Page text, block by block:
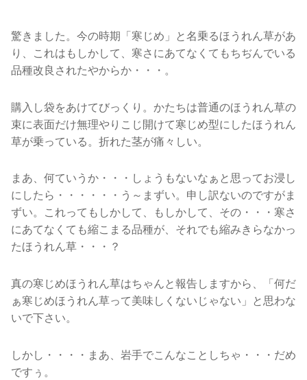
驚きました。今の時期「寒じめ」と名乗るほうれん草があ
り、これはもしかして、寒さにあてなくてもちぢんでいる
品種改良されたやからか・・・。
購入し袋をあけてびっくり。かたちは普通のほうれん草の
束に表面だけ無理やりこじ開けて寒じめ型にしたほうれん
草が乗っている。折れた茎が痛々しい。
まあ、何ていうか・・・しょうもないなぁと思ってお浸し
にしたら・・・・・・う～まずい。申し訳ないのですがま
ずい。これってもしかして、もしかして、その・・・寒さ
にあてなくても縮こまる品種が、それでも縮みきらなかっ
たほうれん草・・・？
真の寒じめほうれん草はちゃんと報告しますから、「何だ
ぁ寒じめほうれん草って美味しくないじゃない」と思わな
いで下さい。
しかし・・・・まあ、岩手でこんなことしちゃ・・・だめ
ですぅ。